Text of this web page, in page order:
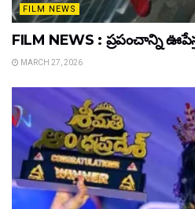
FILM NEWS
FILM NEWS : ప్రపంచాన్ని
MARCH 27, 2026